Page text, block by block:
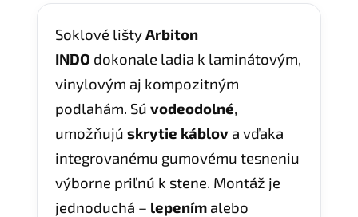
Soklové lištyArbiton
INDO dokonale ladia k laminátovým,
vinylovým aj kompozitným
podlahám. Sú vodeodolné,
umožňujú skrytie káblov a vďaka
integrovanému gumovému tesneniu
výborne priľnú k stene. Montáž je
jednoduchá – lepením alebo